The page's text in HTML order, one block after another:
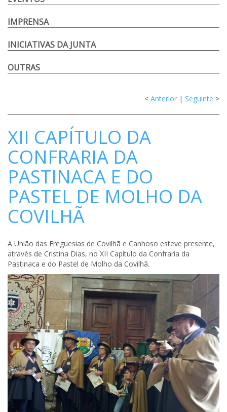
IMPRENSA
INICIATIVAS DA JUNTA
OUTRAS
< Anterior | Seguinte >
XII CAPÍTULO DA
CONFRARIA DA
PASTINACA E DO
PASTEL DE MOLHO DA
COVILHÃ
A União das Freguesias de Covilhã e Canhoso esteve presente,
através de Cristina Dias, no XII Capítulo da Confraria da
Pastinaca e do Pastel de Molho da Covilhã.